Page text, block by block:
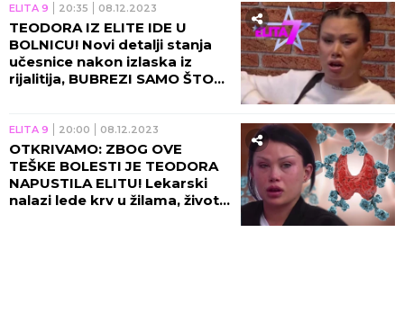
ELITA 9 20:35 08.12.2023
TEODORA IZ ELITE IDE U
BOLNICU! Novi detalji stanja
učesnice nakon izlaska iz
rijalitija, BUBREZI SAMO ŠTO
ELITA 9 20:00 08.12.2023
OTKRIVAMO: ZBOG OVE
TEŠKE BOLESTI JE TEODORA
NAPUSTILA ELITU! Lekarski
nalazi lede krv u žilama, život